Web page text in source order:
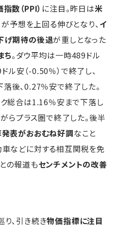
数（PPI） に注目。昨日は米
が予想を上回る伸びとなり、 イ
げ期待の後退が重しとなった
ち。ダウ平均は一時489ドル
ル安（-0.50％）で終了し、
後、0.27％安で終了した。
総合は1.16％安まで下落し
らプラス圏で終了した。後半
表がおおむね好調なこと
などに対する相互関税を免
の報道もセンチメントの改善
、引き続き物価指標に注目